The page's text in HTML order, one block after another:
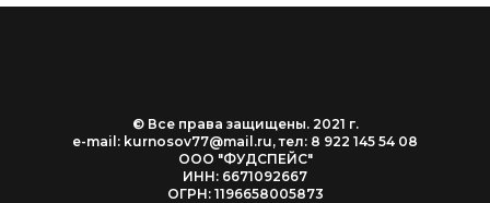
© Все права защищены. 2021 г.
e-mail: kurnosov77@mail.ru, тел: 8 922 145 54 08
ООО "ФУДСПЕЙС"
ИНН: 6671092667
ОГРН: 1196658005873